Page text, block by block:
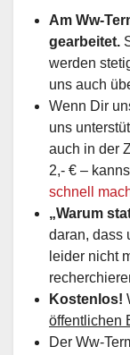
Am Ww-
gearbeitet.
werden
uns auch
Wenn Dir
uns
auch in der
2,- € –
schnell
„Warum
daran, dass
leider nicht
Kostenlos!
öffentlichen
Der Ww-